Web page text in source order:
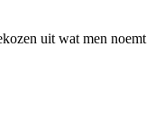
uit wat men noemt